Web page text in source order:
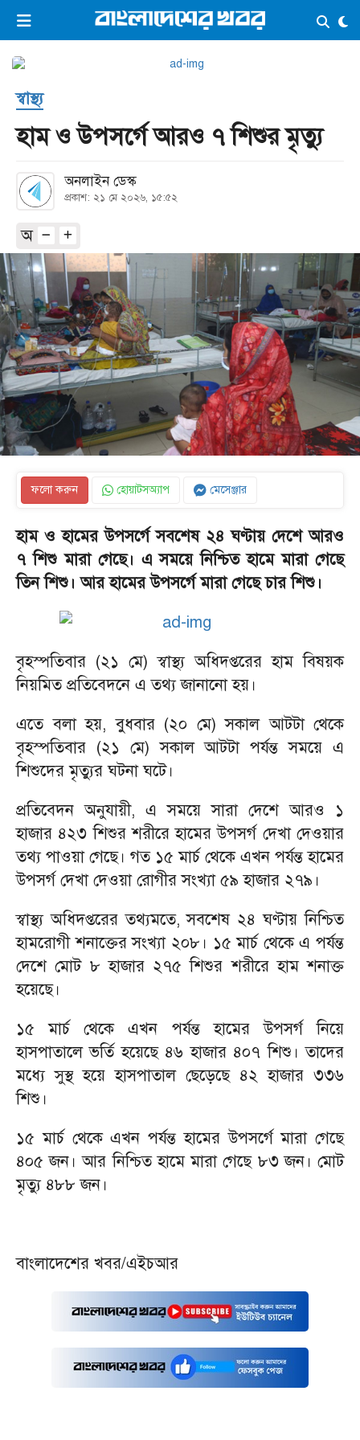
ভিডিও ই-পেপার লগইন ×
প্রচ্ছদ
সর্বশেষ
সব বিভাগ
কনভার্টার
স্বাস্থ্য
হাম ও উপসর্গে আরও ৭ শিশুর মৃত্যু
অনলাইন ডেস্ক
প্রকাশ: ২১ মে ২০২৬, ১৫:৫২
অ
ফলো করুন হোয়াটসঅ্যাপ মেসেঞ্জার
হাম ও হামের উপসর্গে সবশেষ ২৪ ঘণ্টায় দেশে আরও
৭ শিশু মারা গেছে। এ সময়ে নিশ্চিত হামে মারা গেছে
তিন শিশু। আর হামের উপসর্গে মারা গেছে চার শিশু।
বৃহস্পতিবার (২১ মে) স্বাস্থ্য অধিদপ্তরের হাম বিষয়ক
নিয়মিত প্রতিবেদনে এ তথ্য জানানো হয়।
এতে বলা হয়, বুধবার (২০ মে) সকাল আটটা থেকে
বৃহস্পতিবার (২১ মে) সকাল আটটা পর্যন্ত সময়ে এ
শিশুদের মৃত্যুর ঘটনা ঘটে।
প্রতিবেদন অনুযায়ী, এ সময়ে সারা দেশে আরও ১
হাজার ৪২৩ শিশুর শরীরে হামের উপসর্গ দেখা দেওয়ার
তথ্য পাওয়া গেছে। গত ১৫ মার্চ থেকে এখন পর্যন্ত হামের
উপসর্গ দেখা দেওয়া রোগীর সংখ্যা ৫৯ হাজার ২৭৯।
স্বাস্থ্য অধিদপ্তরের তথ্যমতে, সবশেষ ২৪ ঘণ্টায় নিশ্চিত
হামরোগী শনাক্তের সংখ্যা ২০৮। ১৫ মার্চ থেকে এ পর্যন্ত
দেশে মোট ৮ হাজার ২৭৫ শিশুর শরীরে হাম শনাক্ত
হয়েছে।
১৫ মার্চ থেকে এখন পর্যন্ত হামের উপসর্গ নিয়ে
হাসপাতালে ভর্তি হয়েছে ৪৬ হাজার ৪০৭ শিশু। তাদের
মধ্যে সুস্থ হয়ে হাসপাতাল ছেড়েছে ৪২ হাজার ৩৩৬
শিশু।
১৫ মার্চ থেকে এখন পর্যন্ত হামের উপসর্গে মারা গেছে
৪০৫ জন। আর নিশ্চিত হামে মারা গেছে ৮৩ জন। মোট
মৃত্যু ৪৮৮ জন।
বাংলাদেশের খবর/এইচআর